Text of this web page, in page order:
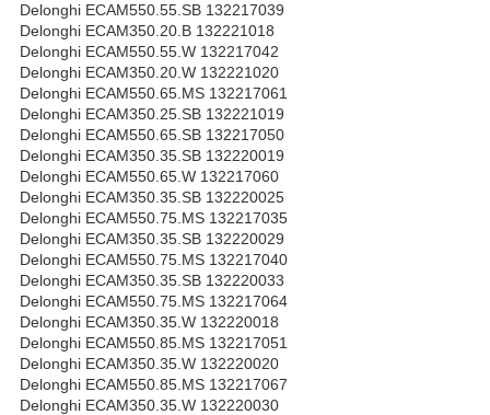
Delonghi ECAM550.55.SB 132217039
Delonghi ECAM350.20.B 132221018
Delonghi ECAM550.55.W 132217042
Delonghi ECAM350.20.W 132221020
Delonghi ECAM550.65.MS 132217061
Delonghi ECAM350.25.SB 132221019
Delonghi ECAM550.65.SB 132217050
Delonghi ECAM350.35.SB 132220019
Delonghi ECAM550.65.W 132217060
Delonghi ECAM350.35.SB 132220025
Delonghi ECAM550.75.MS 132217035
Delonghi ECAM350.35.SB 132220029
Delonghi ECAM550.75.MS 132217040
Delonghi ECAM350.35.SB 132220033
Delonghi ECAM550.75.MS 132217064
Delonghi ECAM350.35.W 132220018
Delonghi ECAM550.85.MS 132217051
Delonghi ECAM350.35.W 132220020
Delonghi ECAM550.85.MS 132217067
Delonghi ECAM350.35.W 132220030